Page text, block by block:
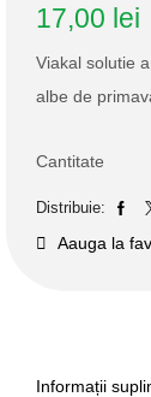
17,00 lei
Viakal solutie
albe de
Cantitate
Distribuie:
Aauga la
Informații